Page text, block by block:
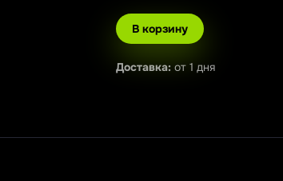
В корзину
Доставка: от 1 дня